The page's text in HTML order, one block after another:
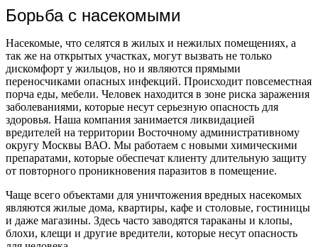
Борьба с насекомыми
Насекомые, что селятся в жилых и нежилых помещениях, а
так же на открытых участках, могут вызвать не только
дискомфорт у жильцов, но и являются прямыми
переносчиками опасных инфекций. Происходит повсеместная
порча еды, мебели. Человек находится в зоне риска заражения
заболеваниями, которые несут серьезную опасность для
здоровья. Наша компания занимается ликвидацией
вредителей на территории Восточному административному
округу Москвы ВАО. Мы работаем с новыми химическими
препаратами, которые обеспечат клиенту длительную защиту
от повторного проникновения паразитов в помещение.
Чаще всего объектами для уничтожения вредных насекомых
являются жилые дома, квартиры, кафе и столовые, гостиницы
и даже магазины. Здесь часто заводятся тараканы и клопы,
блохи, клещи и другие вредители, которые несут опасность